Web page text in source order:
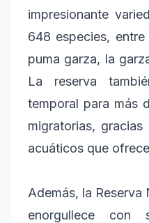
impresionante
648 especies,
puma garza, la
La reserva
temporal para más
migratorias,
acuáticos que
Además, la Reserva
enorgullece